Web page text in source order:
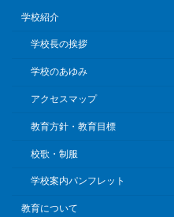
学校紹介
学校長の挨拶
学校のあゆみ
アクセスマップ
教育方針・教育目標
校歌・制服
学校案内パンフレット
教育について